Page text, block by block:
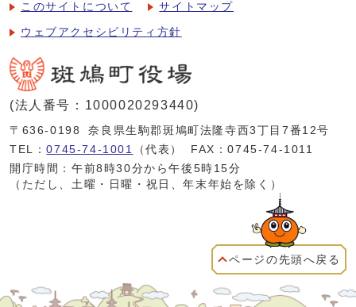
このサイトについて サイトマップ
ウェブアクセシビリティ方針
(法人番号：1000020293440)
〒636-0198
奈良県生駒郡斑鳩町法隆寺西3丁目7番12号
TEL：0745-74-1001 （代表）
FAX：0745-74-1011
開庁時間：午前8時30分から午後5時15分
（ただし、土曜・日曜・祝日、年末年始を除く）
ページの先頭へ戻る